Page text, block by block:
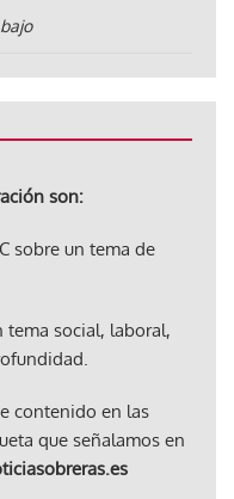
son:
sobre un tema de
tema social, laboral,
contenido en las
que señalamos en